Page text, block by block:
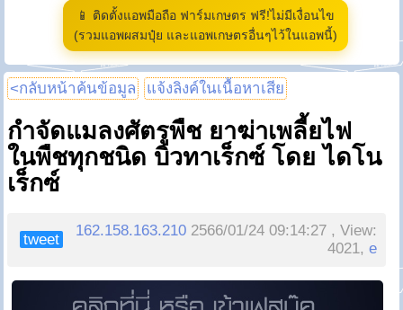
📱 ติดตั้งแอพมือถือ ฟาร์มเกษตร ฟรี!ไม่มีเงื่อนไข
(รวมแอพผสมปุ๋ย และแอพเกษตรอื่นๆไว้ในแอพนี้)
<กลับหน้าค้นข้อมูล แจ้งลิงค์ในเนื้อหาเสีย
กำจัดแมลงศัตรูพืช ยาฆ่าเพลี้ยไฟ
ในพืชทุกชนิด บิวทาเร็กซ์ โดย ไดโน
เร็กซ์
tweet
162.158.163.210 2566/01/24 09:14:27 , View:
4021,e